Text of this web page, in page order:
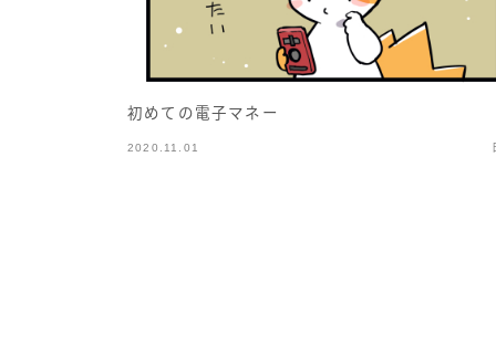
初めての電子マネー
2020.11.01